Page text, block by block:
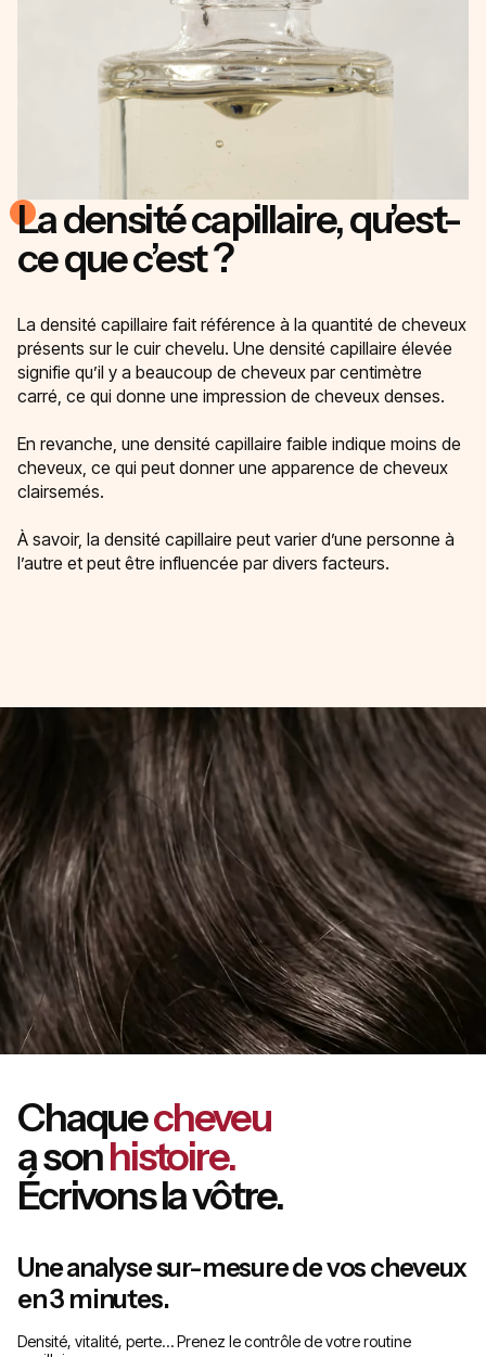
La densité capillaire, qu’est-
ce que c’est ?
La densité capillaire fait référence à la quantité de cheveux
présents sur le cuir chevelu. Une densité capillaire élevée
signifie qu’il y a beaucoup de cheveux par centimètre
carré, ce qui donne une impression de cheveux denses.
En revanche, une densité capillaire faible indique moins de
cheveux, ce qui peut donner une apparence de cheveux
clairsemés.
À savoir, la densité capillaire peut varier d’une personne à
l’autre et peut être influencée par divers facteurs.
Chaquecheveu
a sonhistoire.
Écrivons la vôtre.
Une analyse sur-mesure de vos cheveux
en 3 minutes.
Densité, vitalité, perte… Prenez le contrôle de votre routine